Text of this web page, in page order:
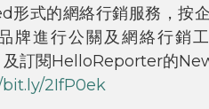
式的網絡行銷服務，按
牌進行公關及網絡行銷
及訂閱HelloReporter的
2IfP0ek